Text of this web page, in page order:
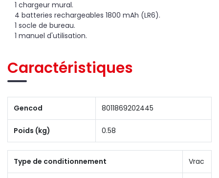
1 chargeur mural.
4 batteries rechargeables 1800 mAh (LR6).
1 socle de bureau.
1 manuel d'utilisation.
Caractéristiques
Gencod 8011869202445
Poids (kg) 0.58
Type de conditionnement Vrac